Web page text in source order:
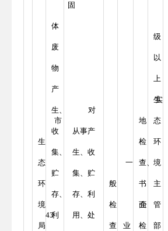
43
市
生
态
环
境
局
固
体
废
物
产
生、
收
集、
贮
存、
利
对
从事产
生、收
集、贮
存、利
用、处
一
般
检
查
企
业
实
地
检
查、
书
面
检
级
以
上
生
态
环
境
主
管
部